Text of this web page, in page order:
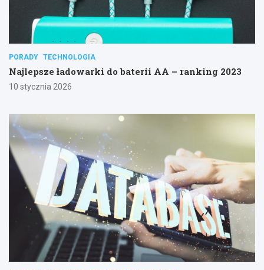
PORADY TECHNOLOGIA
Najlepsze ładowarki do baterii AA – ranking 2023
10 stycznia 2026